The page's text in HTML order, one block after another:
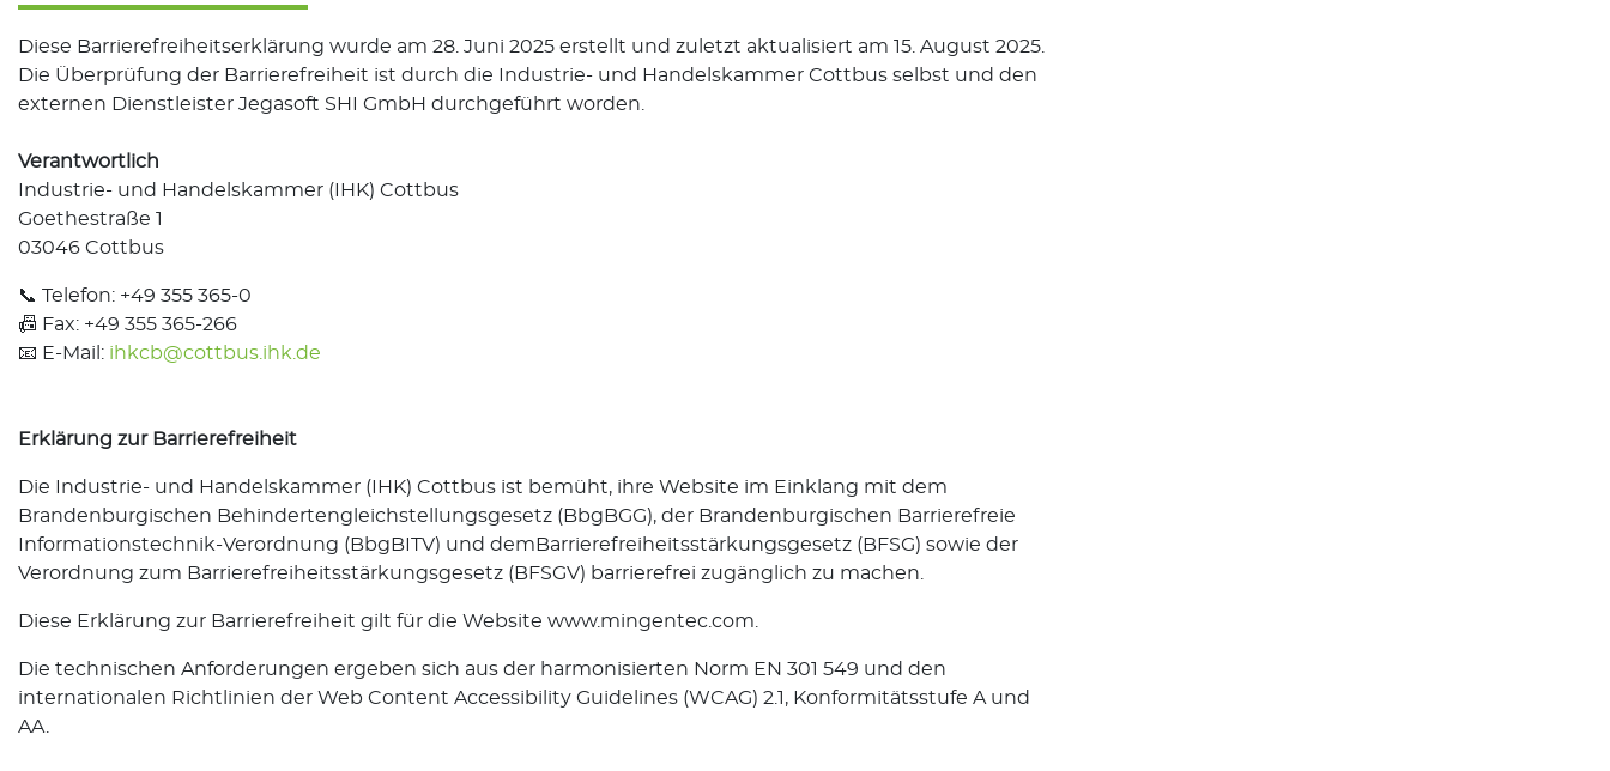
Diese Barrierefreiheitserklärung wurde am 28. Juni 2025 erstellt und zuletzt aktualisiert am 15. August 2025.
Die Überprüfung der Barrierefreiheit ist durch die Industrie- und Handelskammer Cottbus selbst und den
externen Dienstleister Jegasoft SHI GmbH durchgeführt worden.
Verantwortlich
Industrie- und Handelskammer (IHK) Cottbus
Goethestraße 1
03046 Cottbus
📞 Telefon: +49 355 365-0
📠 Fax: +49 355 365-266
📧 E-Mail: ihkcb@cottbus.ihk.de
Erklärung zur Barrierefreiheit
Die Industrie- und Handelskammer (IHK) Cottbus ist bemüht, ihre Website im Einklang mit dem
Brandenburgischen Behindertengleichstellungsgesetz (BbgBGG), der Brandenburgischen Barrierefreie
Informationstechnik-Verordnung (BbgBITV) und demBarrierefreiheitsstärkungsgesetz (BFSG) sowie der
Verordnung zum Barrierefreiheitsstärkungsgesetz (BFSGV) barrierefrei zugänglich zu machen.
Diese Erklärung zur Barrierefreiheit gilt für die Website www.mingentec.com.
Die technischen Anforderungen ergeben sich aus der harmonisierten Norm EN 301 549 und den
internationalen Richtlinien der Web Content Accessibility Guidelines (WCAG) 2.1, Konformitätsstufe A und
AA.